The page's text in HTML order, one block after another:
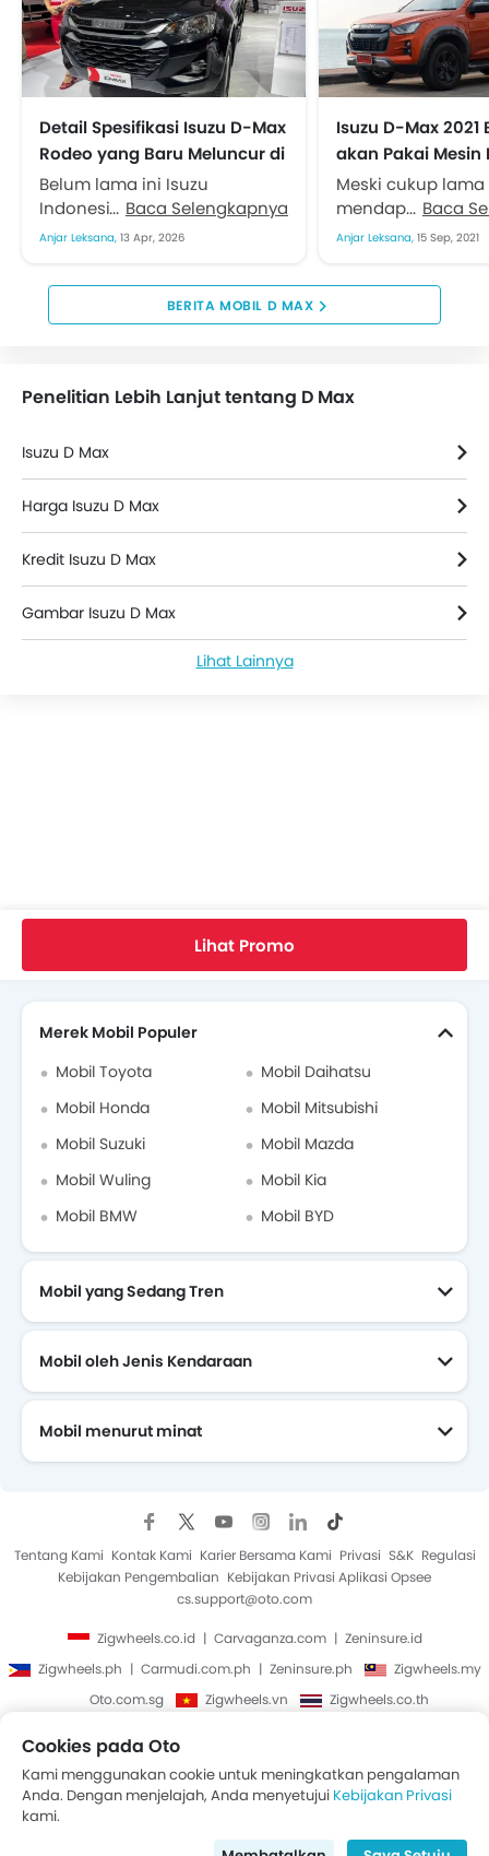
Detail Spesifikasi Isuzu D-Max
Rodeo yang Baru Meluncur di
GIICOMVEC 2026
Belum lama ini Isuzu
Indonesia (IAMI)
meluncurkan pick-up double
penyegaran ringan
mengaspal di GIICOMVEC
2026...
Baca Selengkapnya
Anjar Leksana, 13 Apr, 2026
Isuzu D-Max 2021
akan Pakai Mesin
Blue Power Turbo?
Meski cukup lama
mendapatkan
Isuzu Astra Motor
pikap D-Max
Baca
Anjar Leksana, 15 Sep, 2021
BERITA MOBIL D MAX
Penelitian Lebih Lanjut tentang D Max
Isuzu D Max
Harga Isuzu D Max
Kredit Isuzu D Max
Gambar Isuzu D Max
Asuransi Mobil
Lihat Lainnya
Lihat Promo
Cari Mobil Lain
Merek Mobil Populer
Mobil Toyota
Mobil Daihatsu
Mobil Honda
Mobil Mitsubishi
Mobil Suzuki
Mobil Mazda
Mobil Wuling
Mobil Kia
Mobil BMW
Mobil BYD
Mobil yang Sedang Tren
Mobil oleh Jenis Kendaraan
Mobil menurut minat
Tentang Kami Kontak Kami Karier Bersama Kami Privasi S&K Regulasi
Kebijakan Pengembalian Kebijakan Privasi Aplikasi Opsee
cs.support@oto.com
Zigwheels.co.id Carvaganza.com
Zeninsure.id
Zigwheels.ph
Carmudi.com.ph Zeninsure.ph
Zigwheels.my
Oto.com.sg
Zigwheels.vn Zigwheels.co.th
Hak Cipta © Oto 2014-2026. Semua Hak Cipta Dilindungi.
Cookies pada Oto
Kami menggunakan cookie untuk meningkatkan pengalaman
Anda. Dengan menjelajah, Anda menyetujui Kebijakan Privasi
kami.